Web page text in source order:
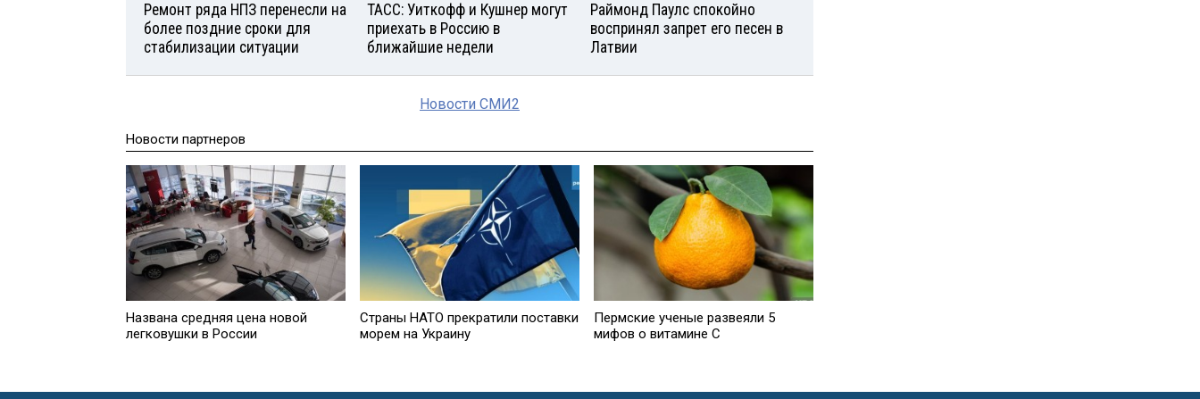
Ремонт ряда НПЗ перенесли на
более поздние сроки для
стабилизации ситуации
ТАСС: Уиткофф и Кушнер могут
приехать в Россию в
ближайшие недели
Раймонд Паулс спокойно
воспринял запрет его песен в
Латвии
Новости СМИ2
Новости партнеров
Названа средняя цена новой
легковушки в России
Страны НАТО прекратили поставки
морем на Украину
Пермские ученые развеяли 5
мифов о витамине С